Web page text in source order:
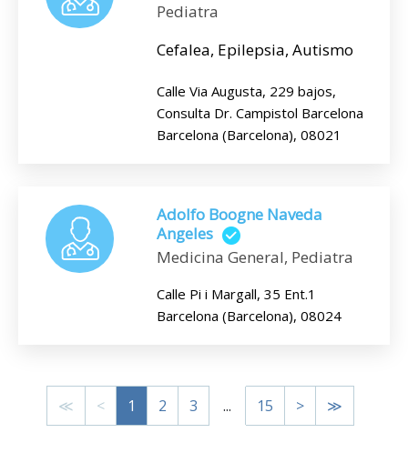
Pediatra
Cefalea, Epilepsia, Autismo
Calle Via Augusta, 229 bajos,
Consulta Dr. Campistol Barcelona
Barcelona (Barcelona), 08021
Adolfo Boogne Naveda
Angeles
Medicina General, Pediatra
Calle Pi i Margall, 35 Ent.1
Barcelona (Barcelona), 08024
≪ < 1 2 3 ... 15 > ≫